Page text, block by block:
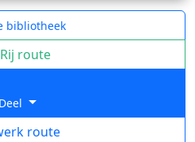
bibliotheek
Rij route
Deel
route